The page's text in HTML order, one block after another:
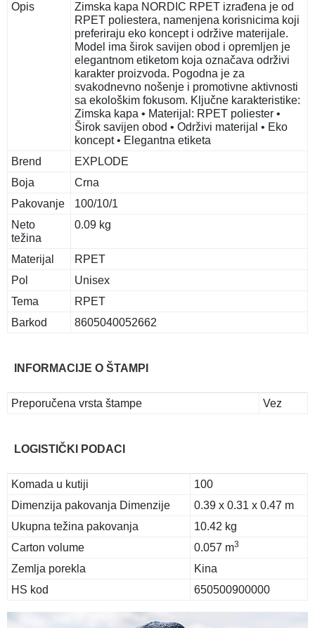
Opis
Zimska kapa NORDIC RPET izrađena je od
RPET poliestera, namenjena korisnicima koji
preferiraju eko koncept i održive materijale.
Model ima širok savijen obod i opremljen je
elegantnom etiketom koja označava održivi
karakter proizvoda. Pogodna je za
svakodnevno nošenje i promotivne aktivnosti
sa ekološkim fokusom. Ključne karakteristike:
Zimska kapa • Materijal: RPET poliester •
Širok savijen obod • Održivi materijal • Eko
koncept • Elegantna etiketa
Brend
EXPLODE
Boja
Crna
Pakovanje
100/10/1
Neto
težina
0.09 kg
Materijal
RPET
Pol
Unisex
Tema
RPET
Barkod
8605040052662
INFORMACIJE O ŠTAMPI
Preporučena vrsta štampe Vez
LOGISTIČKI PODACI
Komada u kutiji
100
Dimenzija pakovanja Dimenzije
0.39 x 0.31 x 0.47 m
Ukupna težina pakovanja
10.42 kg
Carton volume
0.057 m3
Zemlja porekla
Kina
HS kod
650500900000